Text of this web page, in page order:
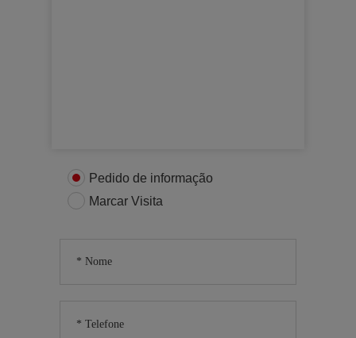
Pedido de informação
Marcar Visita